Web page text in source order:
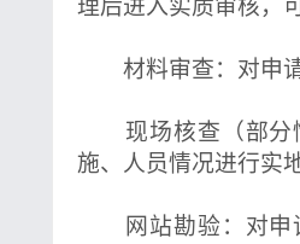
理后进入实质审核，
材料审查：对申请
现场核查（部分
施、人员情况进行实
网站勘验：对申